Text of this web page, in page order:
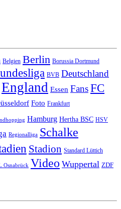
Belgien Berlin Borussia Dortmund
BVB Deutschland
England Essen FansFC
Foto Frankfurt
Hamburg Hertha BSC HSV
Regionalliga Schalke
Stadion Standard Lüttich
Osnabrück Video Wuppertal ZDF